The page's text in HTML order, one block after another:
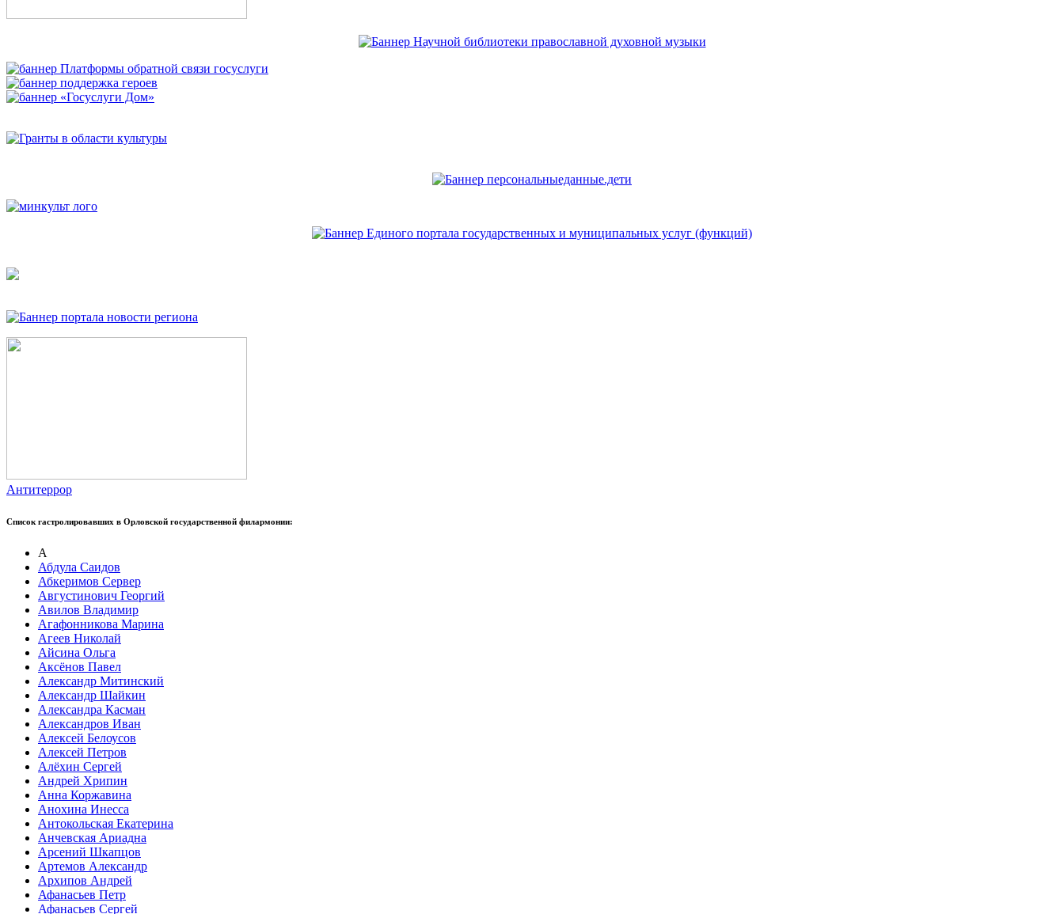
Антитеррор
Список гастролировавших в Орловской государственной филармонии:
А
Абдула Саидов
Абкеримов Сервер
Августинович Георгий
Авилов Владимир
Агафонникова Марина
Агеев Николай
Айсина Ольга
Аксёнов Павел
Александр Митинский
Александр Шайкин
Александра Касман
Александров Иван
Алексей Белоусов
Алексей Петров
Алёхин Сергей
Андрей Хрипин
Анна Коржавина
Анохина Инесса
Антокольская Екатерина
Анчевская Ариадна
Арсений Шкапцов
Артемов Александр
Архипов Андрей
Афанасьев Петр
Афанасьев Сергей